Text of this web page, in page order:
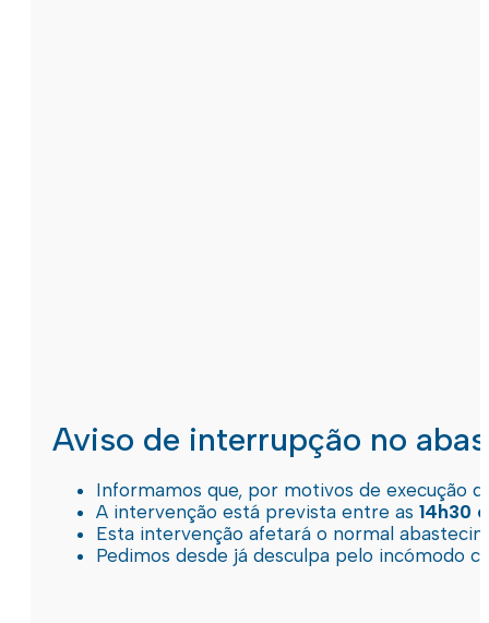
Aviso de interrupção no
Informamos que, por motivos de execução
A intervenção está prevista entre as 14h30
Esta intervenção afetará o normal
Pedimos desde já desculpa pelo incómodo